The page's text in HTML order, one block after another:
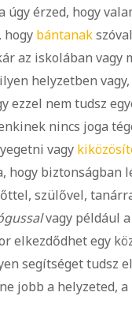
úgy érzed, hogy
hogy bántanak
az iskolában vagy
helyzetben
ezzel nem tudsz
nincs joga
vagy
hogy biztonságban
szülővel,
vagy például a
elkezdődhet egy
segítséget tudsz
jobb a helyzeted, a